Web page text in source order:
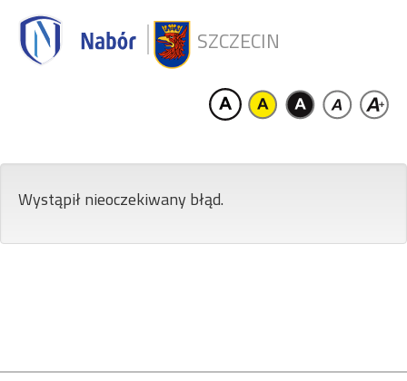
SZCZECIN
Wystąpił nieoczekiwany błąd.